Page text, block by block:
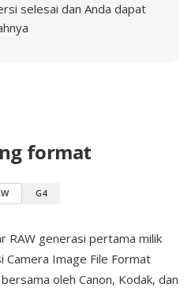
selesai dan Anda dapat
format
G4
RAW generasi pertama milik
Camera Image File Format
oleh Canon, Kodak, dan